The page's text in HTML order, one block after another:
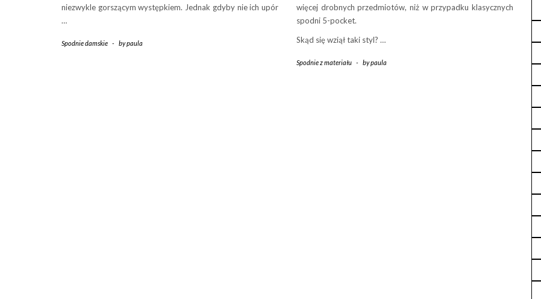
niezwykle gorszącym występkiem. Jednak gdyby nie ich upór
…
Spodnie damskie - bypaula
więcej drobnych przedmiotów, niż w przypadku klasycznych
spodni 5-pocket.
Skąd się wziął taki styl? …
Spodnie z materiału - bypaula